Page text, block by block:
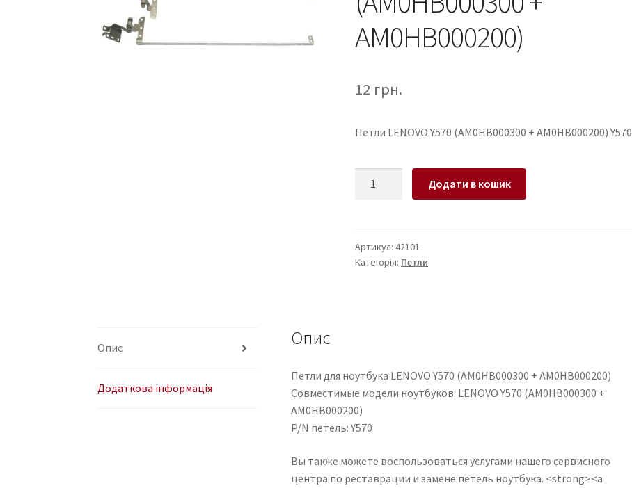
AM0HB000200)
12 грн.
Петли LENOVO Y570 (AM0HB000300 + AM0HB000200) Y570
Y570
(AM0HB000300
Додати в кошик
Артикул:42101
Категорія: Петли
Опис
Додаткова інформація
Опис
Петли для ноутбука LENOVO Y570 (AM0HB000300 + AM0HB000200)
Совместимые модели ноутбуков: LENOVO Y570 (AM0HB000300 +
AM0HB000200)
P/N петель: Y570
Вы также можете воспользоваться услугами нашего сервисного
центра по реставрации и замене петель ноутбука. <strong><a